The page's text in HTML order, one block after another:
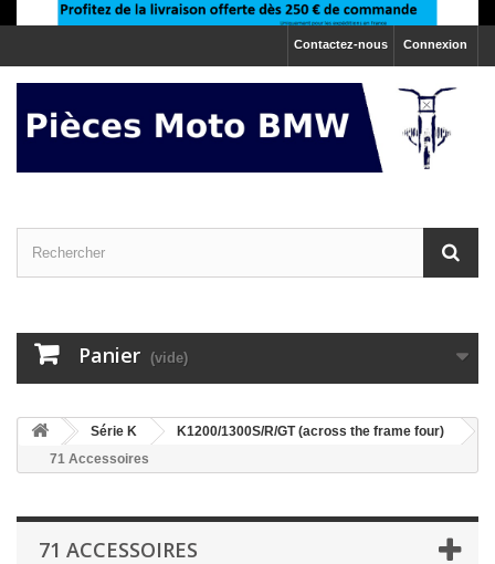
Connexion
Contactez-nous
Panier (vide)
>Série K >K1200/1300S/R/GT (across the frame four)
71 Accessoires
71 ACCESSOIRES